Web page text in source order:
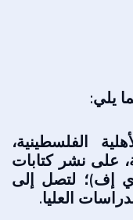
يلي:
الفلسطينية،
على نشر كتابات
إف)؛ لتصل إلى
العليا.